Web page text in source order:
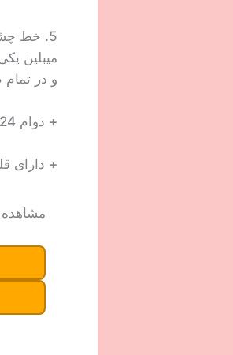
5. خط چشم میبلین مدل لستینگ دراما
میبلین
و در تمام
+ دوام 24 ساعته
+ دارای